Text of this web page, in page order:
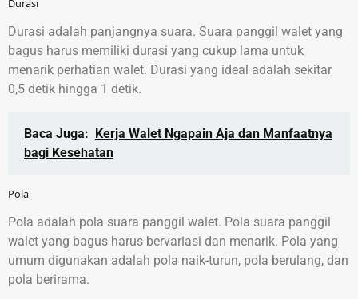
Durasi
Durasi adalah panjangnya suara. Suara panggil walet yang
bagus harus memiliki durasi yang cukup lama untuk
menarik perhatian walet. Durasi yang ideal adalah sekitar
0,5 detik hingga 1 detik.
Baca Juga: Kerja Walet Ngapain Aja dan Manfaatnya
bagi Kesehatan
Pola
Pola adalah pola suara panggil walet. Pola suara panggil
walet yang bagus harus bervariasi dan menarik. Pola yang
umum digunakan adalah pola naik-turun, pola berulang, dan
pola berirama.